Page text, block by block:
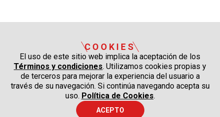
COOKIES
El uso de este sitio web implica la aceptación de los
Términos y condiciones. Utilizamos cookies propias y
de terceros para mejorar la experiencia del usuario a
través de su navegación. Si continúa navegando acepta su
uso. Política de Cookies.
ACEPTO